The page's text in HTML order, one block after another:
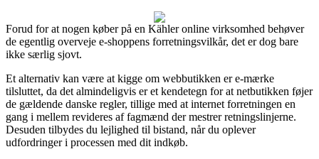
Forud for at nogen køber på en Kähler online virksomhed behøver
de egentlig overveje e-shoppens forretningsvilkår, det er dog bare
ikke særlig sjovt.
Et alternativ kan være at kigge om webbutikken er e-mærke
tilsluttet, da det almindeligvis er et kendetegn for at netbutikken føjer
de gældende danske regler, tillige med at internet forretningen en
gang i mellem revideres af fagmænd der mestrer retningslinjerne.
Desuden tilbydes du lejlighed til bistand, når du oplever
udfordringer i processen med dit indkøb.